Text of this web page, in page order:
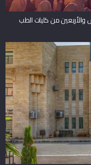
من كليات الطب